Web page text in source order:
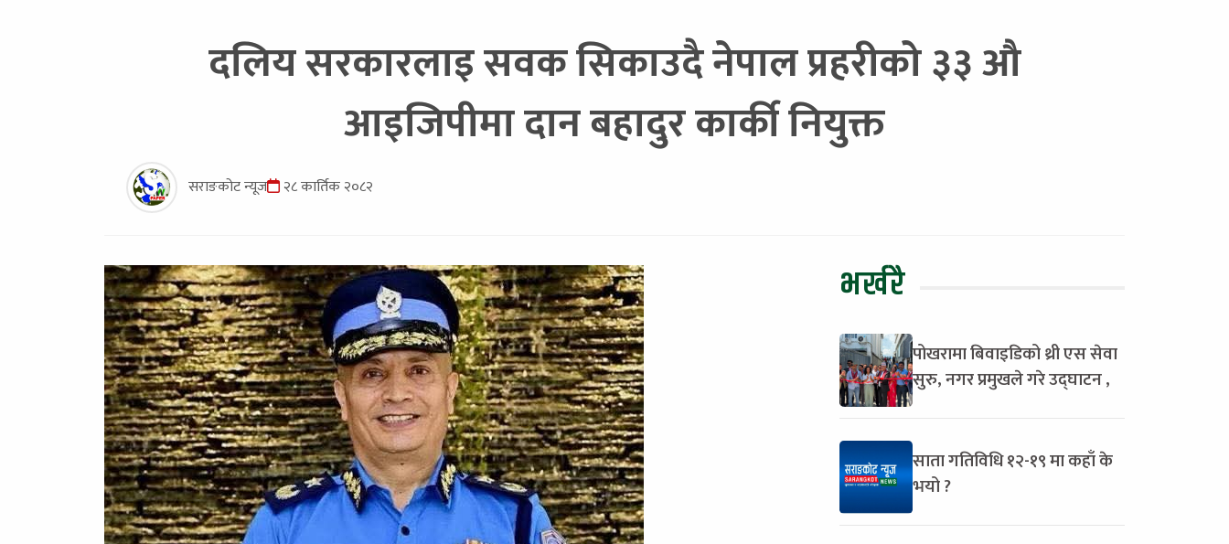
दलिय सरकारलाइ सवक सिकाउदै नेपाल प्रहरीको ३३ औ
आइजिपीमा दान बहादुर कार्की नियुक्त
सराङकोट न्यूज २८ कार्तिक २०८२
भर्खरै
पोखरामा बिवाइडिको थ्री एस सेवा
सुरु, नगर प्रमुखले गरे उद्घाटन ,
साता गतिविधि १२-१९ मा कहाँ के
भयो ?